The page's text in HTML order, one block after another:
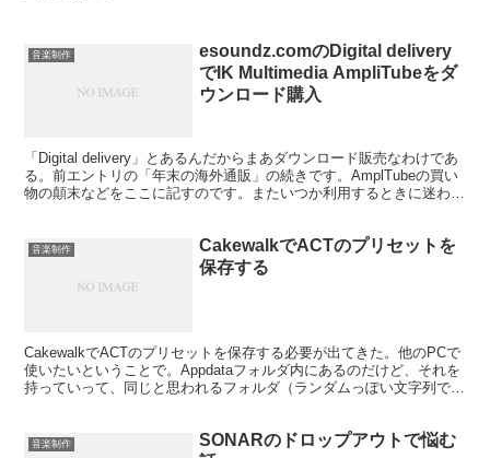
音楽制作
esoundz.comのDigital delivery
でIK Multimedia AmpliTubeをダ
ウンロード購入
「Digital delivery」とあるんだからまあダウンロード販売なわけであ
る。前エントリの「年末の海外通販」の続きです。AmplTubeの買い
物の顛末などをここに記すのです。またいつか利用するときに迷わな
音楽制作
CakewalkでACTのプリセットを
保存する
CakewalkでACTのプリセットを保存する必要が出てきた。他のPCで
使いたいということで。Appdataフォルダ内にあるのだけど、それを
持っていって、同じと思われるフォルダ（ランダムっぽい文字列で構
音楽制作
SONARのドロップアウトで悩む